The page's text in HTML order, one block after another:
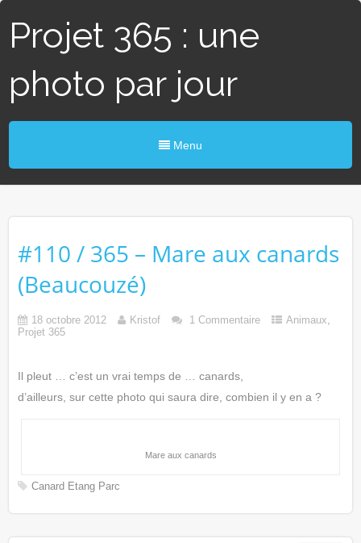
Projet 365 : une
photo par jour
Menu
#110 / 365 – Mare aux canards
(Beaucouzé)
18 octobre 2012 Kristof 1 Commentaire Animaux,
Projet 365
Il pleut … c’est un vrai temps de … canards,
d’ailleurs, sur cette photo qui saura dire, combien il y en a ?
Mare aux canards
Canard Etang Parc